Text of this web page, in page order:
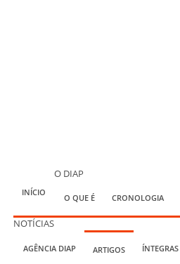
INÍCIO
O DIAP
O QUE É CRONOLOGIA
NOTÍCIAS
AGÊNCIA DIAP ARTIGOS ÍNTEGRAS